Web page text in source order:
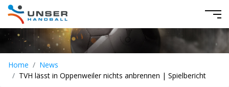
Home
News
TVH lässt in Oppenweiler nichts anbrennen | Spielbericht